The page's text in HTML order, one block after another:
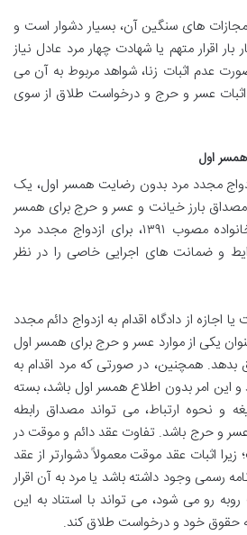
مجازات های سنگین آن، بسیار دشوار است و
اقرار متهم یا شهادت چهار مرد عادل نیاز
عدم اثبات زنا، شواهد مربوط به آن می
اثبات عسر و حرج و درخواست طلاق از سوی
اول
مجدد مرد بدون رضایت همسر اول، یک
بارز خیانت و عسر و حرج برای همسر
اول باشد. قانون حمایت خانواده مصوب ۱۳۹۱، برای ازدواج مجدد مرد
و ضمانت های اجرایی خاصی را در نظر
از دادگاه اقدام به ازدواج دائم مجدد
یکی از موارد عسر و حرج برای همسر اول
همچنین، در صورتی که مرد اقدام به
این امر بدون اطلاع همسر اول باشد، بسته
نحوه ارتباط، می تواند مصداق رابطه
عسر و حرج باشد. تفاوت عقد دائم و موقت در
اثبات عقد موقت معمولاً دشوارتر از عقد
رسمی وجود داشته باشد یا مرد به آن اقرار
رو می شود، می تواند با استناد به این
حقوق خود و درخواست طلاق کند.